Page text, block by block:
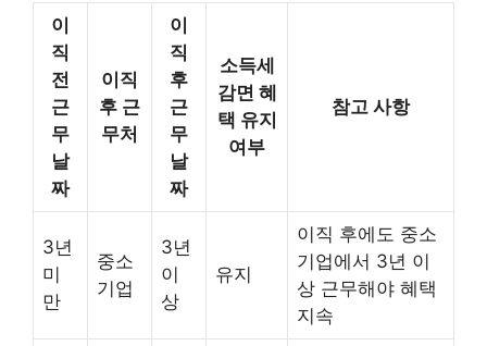
이
직
전
근
무
날
짜
이직
후 근
무처
이
직
후
근
무
날
짜
소득세
감면 혜
택 유지
여부
참고 사항
3년
미
만
중소
기업
3년
이
상
유지
이직 후에도 중소
기업에서 3년 이
상 근무해야 혜택
지속